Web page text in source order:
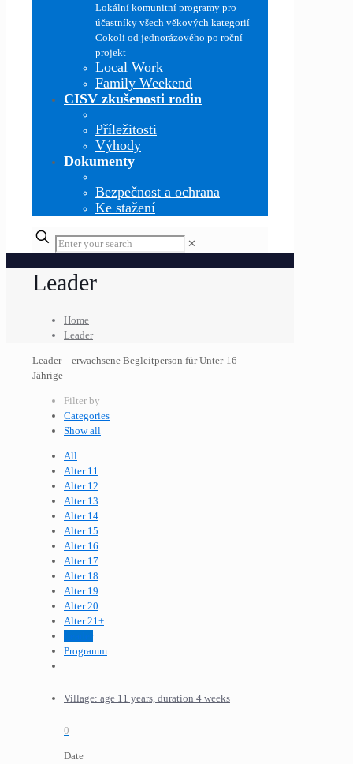
Lokální komunitní programy pro
účastníky všech věkových kategorií
Cokoli od jednorázového po roční
projekt
Local Work
Family Weekend
CISV zkušenosti rodin
Příležitosti
Výhody
Dokumenty
Bezpečnost a ochrana
Ke stažení
✕
Leader
Home
Leader
Leader – erwachsene Begleitperson für Unter-16-
Jährige
Filter by
Categories
Show all
All
Alter 11
Alter 12
Alter 13
Alter 14
Alter 15
Alter 16
Alter 17
Alter 18
Alter 19
Alter 20
Alter 21+
Programm
Village: age 11 years, duration 4 weeks
0
Date